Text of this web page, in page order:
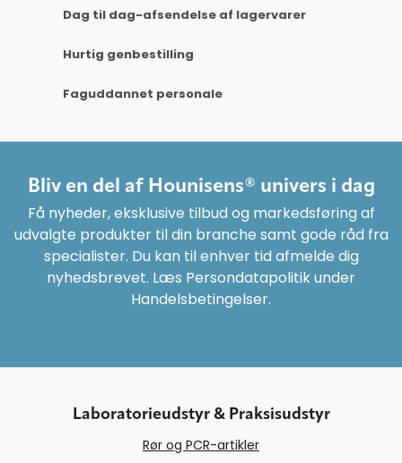
Dag til dag-afsendelse af lagervarer
Hurtig genbestilling
Faguddannet personale
Bliv en del af Hounisens® univers i dag
Få nyheder, eksklusive tilbud og markedsføring af
udvalgte produkter til din branche samt gode råd fra
specialister. Du kan til enhver tid afmelde dig
nyhedsbrevet. Læs Persondatapolitik under
Handelsbetingelser.
Laboratorieudstyr & Praksisudstyr
Rør og PCR-artikler